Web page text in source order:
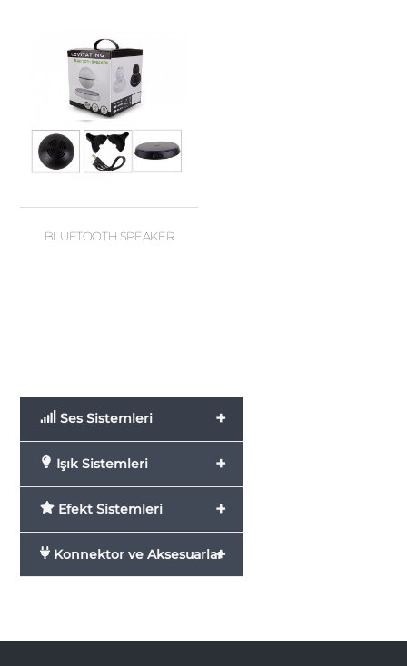
BLUETOOTH SPEAKER
+
Ses Sistemleri
+
Işık Sistemleri
+
Efekt Sistemleri
+
Konnektor ve Aksesuarlar